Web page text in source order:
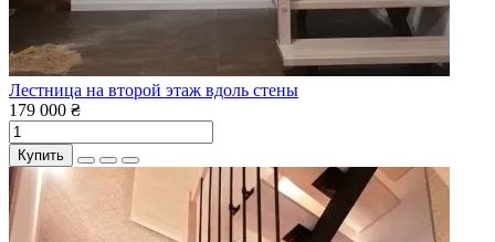
Лестница на второй этаж вдоль стены
179 000 ₴
Купить